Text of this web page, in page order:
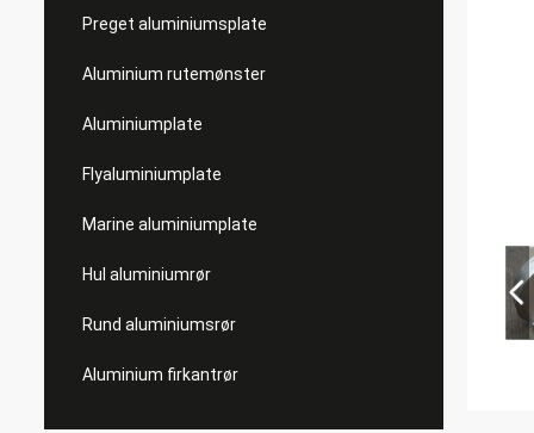
Preget aluminiumsplate
Aluminium rutemønster
Aluminiumplate
Flyaluminiumplate
Marine aluminiumplate
Hul aluminiumrør
Rund aluminiumsrør
Aluminium firkantrør